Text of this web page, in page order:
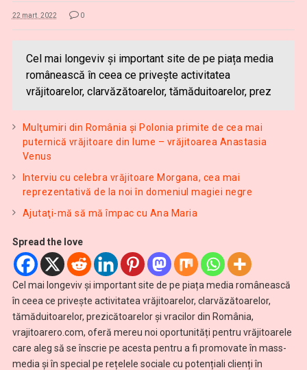
22 mart. 2022 0
Cel mai longeviv și important site de pe piața media
românească în ceea ce privește activitatea
vrăjitoarelor, clarvăzătoarelor, tămăduitoarelor, prez
Mulţumiri din România și Polonia primite de cea mai
puternică vrăjitoare din lume – vrăjitoarea Anastasia
Venus
Interviu cu celebra vrăjitoare Morgana, cea mai
reprezentativă de la noi în domeniul magiei negre
Ajutaţi-mă să mă împac cu Ana Maria
Spread the love
Cel mai longeviv și important site de pe piața media românească
în ceea ce privește activitatea vrăjitoarelor, clarvăzătoarelor,
tămăduitoarelor, prezicătoarelor și vracilor din România,
vrajitoarero.com, oferă mereu noi oportunități pentru vrăjitoarele
care aleg să se înscrie pe acesta pentru a fi promovate în mass-
media și în special pe rețelele sociale cu potențiali clienți în